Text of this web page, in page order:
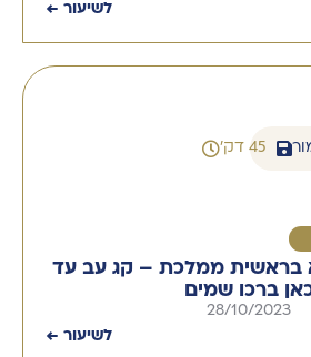
לשיעור ←
45 דק'
בראשית ממלכת – קג עב עד
ברכו שמים
28/10/2023
לשיעור ←